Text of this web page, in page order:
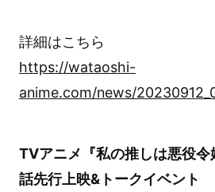
詳細はこちら
https://wataoshi-
anime.com/news/
TVアニメ『私の推しは悪役
話先行上映&トークイベント